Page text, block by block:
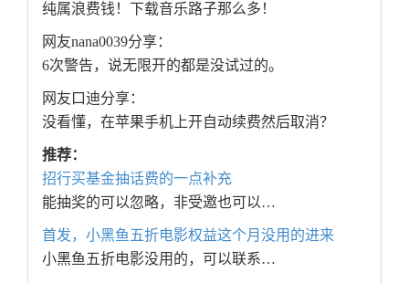
纯属浪费钱！下载音乐路子那么多！
网友nana0039分享：
6次警告，说无限开的都是没试过的。
网友口迪分享：
没看懂，在苹果手机上开自动续费然后取消？
推荐：
招行买基金抽话费的一点补充
能抽奖的可以忽略，非受邀也可以…
首发，小黑鱼五折电影权益这个月没用的进来
小黑鱼五折电影没用的，可以联系…